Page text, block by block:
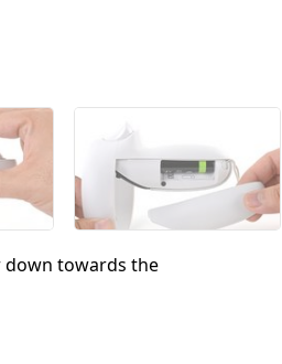
down towards the